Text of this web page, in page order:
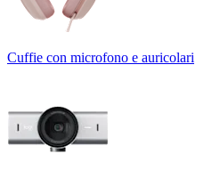
Cuffie con microfono e auricolari